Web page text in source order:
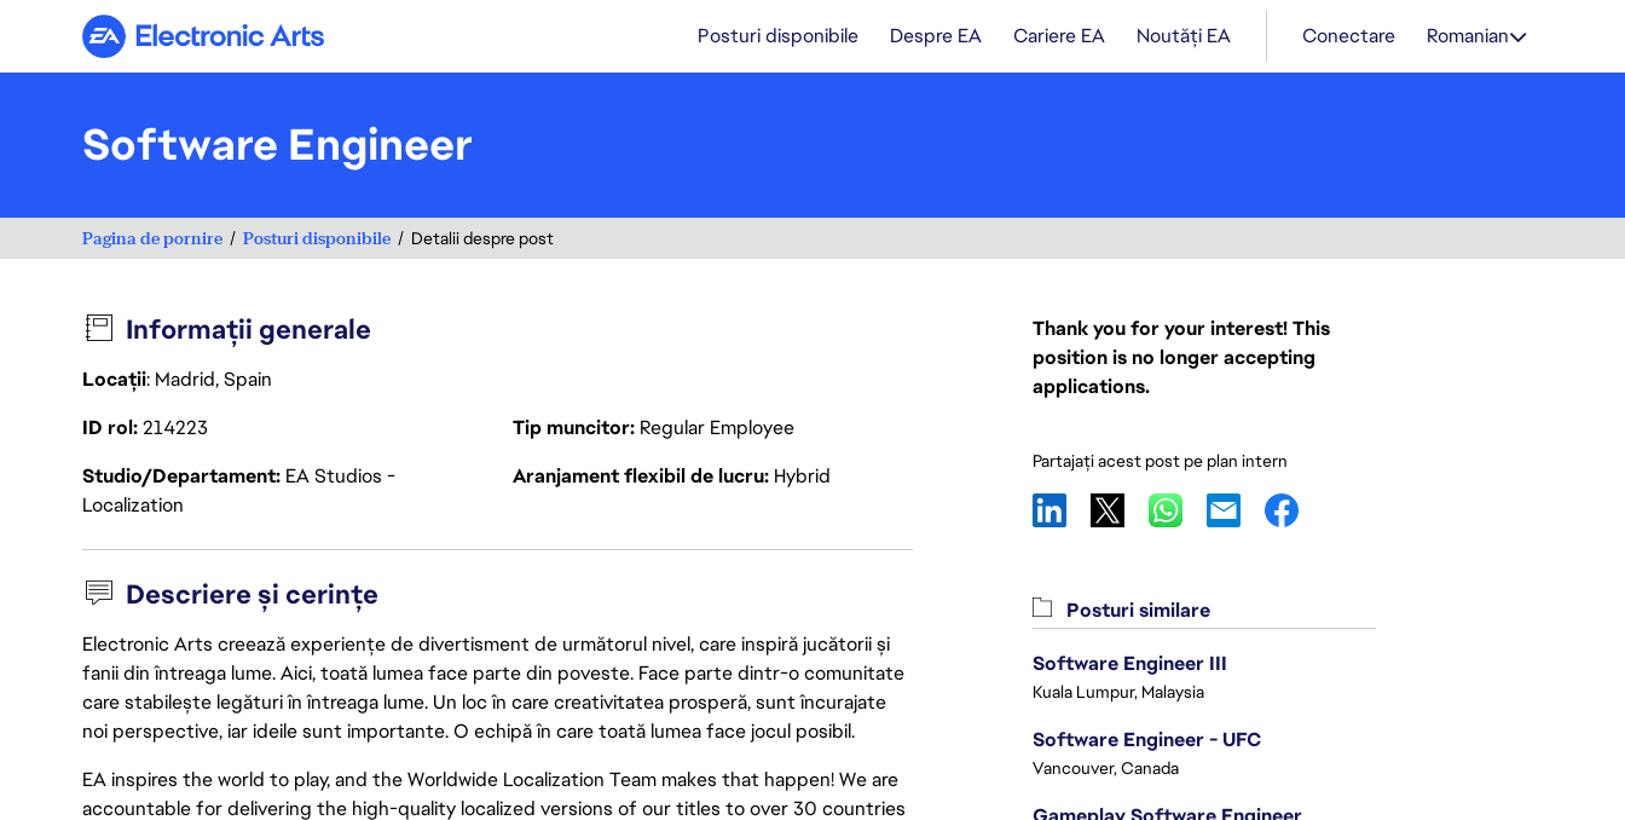
Electronic Arts Posturi disponibile Despre EA Cariere EA Noutăți EA Conectare Romanian
Software Engineer
Pagina de pornire Posturi disponibile Detalii despre post
Informații generale
Locații: Madrid, Spain
ID rol214223 Tip muncitor Regular Employee
Studio/Departament EA Studios -
Localization
Aranjament flexibil de lucru Hybrid
Descriere și cerințe
Electronic Arts creează experiențe de divertisment de următorul nivel, care inspiră jucătorii și
fanii din întreaga lume. Aici, toată lumea face parte din poveste. Face parte dintr-o comunitate
care stabilește legături în întreaga lume. Un loc în care creativitatea prosperă, sunt încurajate
noi perspective, iar ideile sunt importante. O echipă în care toată lumea face jocul posibil.
EA inspires the world to play, and the Worldwide Localization Team makes that happen! We are
accountable for delivering the high-quality localized versions of our titles to over 30 countries
Thank you for your interest! This
position is no longer accepting
applications.
Partajați acest post pe plan intern
Posturi similare
Software Engineer III
Kuala Lumpur, Malaysia
Software Engineer - UFC
Vancouver, Canada